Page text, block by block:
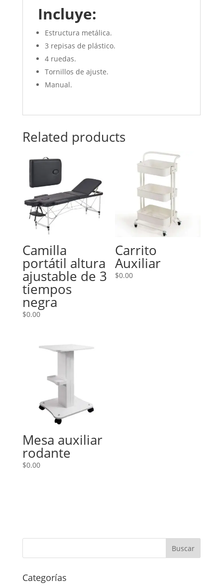
Incluye:
Estructura metálica.
3 repisas de plástico.
4 ruedas.
Tornillos de ajuste.
Manual.
Related products
Camilla
portátil altura
ajustable de 3
tiempos
negra
$0.00
Carrito
Auxiliar
$0.00
Mesa auxiliar
rodante
$0.00
Categorías